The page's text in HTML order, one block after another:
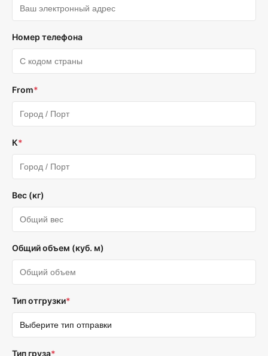
Номер телефона
From*
К*
Вес (кг)
Общий объем (куб. м)
Тип отгрузки*
Тип груза*